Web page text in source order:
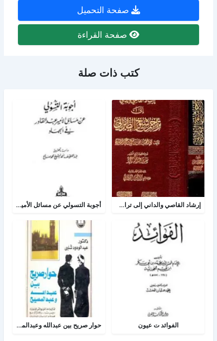
صفحة التحميل
صفحة القراءة
كتب ذات صلة
إرشاد القاصي والداني إلى تراجم شيوخ الطبراني أجوبة التسولي عن مسائل الأمير عبد القادر في الجهاد
الفوائد ت عيون حوار صريح بين عبدالله وعبدالمسيح